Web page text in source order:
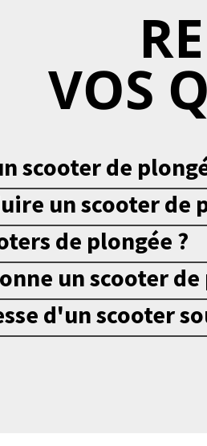
VOS
scooter de
un scooter de
de plongée ?
un scooter de
d'un scooter